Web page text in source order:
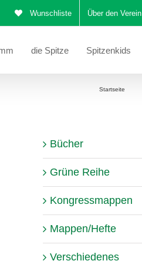
Wunschliste Über den Verein
die Spitze Spitzenkids
Startseite
Bücher
Grüne Reihe
Kongressmappen
Mappen/Hefte
Verschiedenes